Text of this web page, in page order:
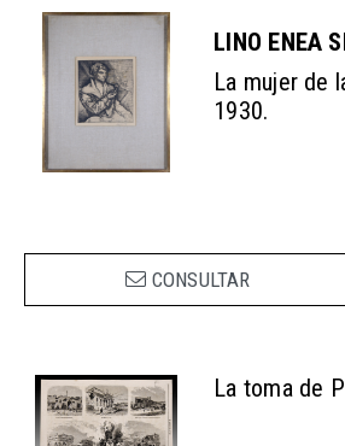
LINO ENEA
La mujer de
1930.
CONSULTAR
La toma de